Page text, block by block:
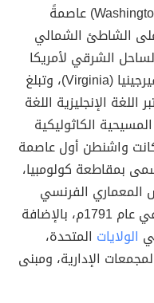
تعتبر مدينة واشنطن (بالإنجليزية: Washington) عاصمةً
على الشاطئ الشمالي
الشرقي لأمريكا
بين ولايتي ماريلاند (Maryland)، وفيرجينيا (Virginia)، وتبلغ
وتعتبر اللغة الإنجليزية اللغة
الكاثوليكية
واشنطن أول عاصمة
بمقاطعة كولومبيا،
الفرنسي
تشارلز ليفانت (Charles L'Enfant) في عام 1791م، بالإضافة
الولايات المتحدة،
الإدارية، ومبنى